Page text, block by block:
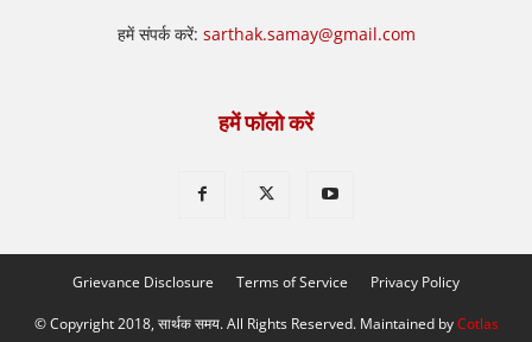
हमें संपर्क करें: sarthak.samay@gmail.com
हमें फॉलो करें
Grievance Disclosure Terms of Service Privacy Policy
© Copyright 2018, सार्थक समय. All Rights Reserved. Maintained byCotlas